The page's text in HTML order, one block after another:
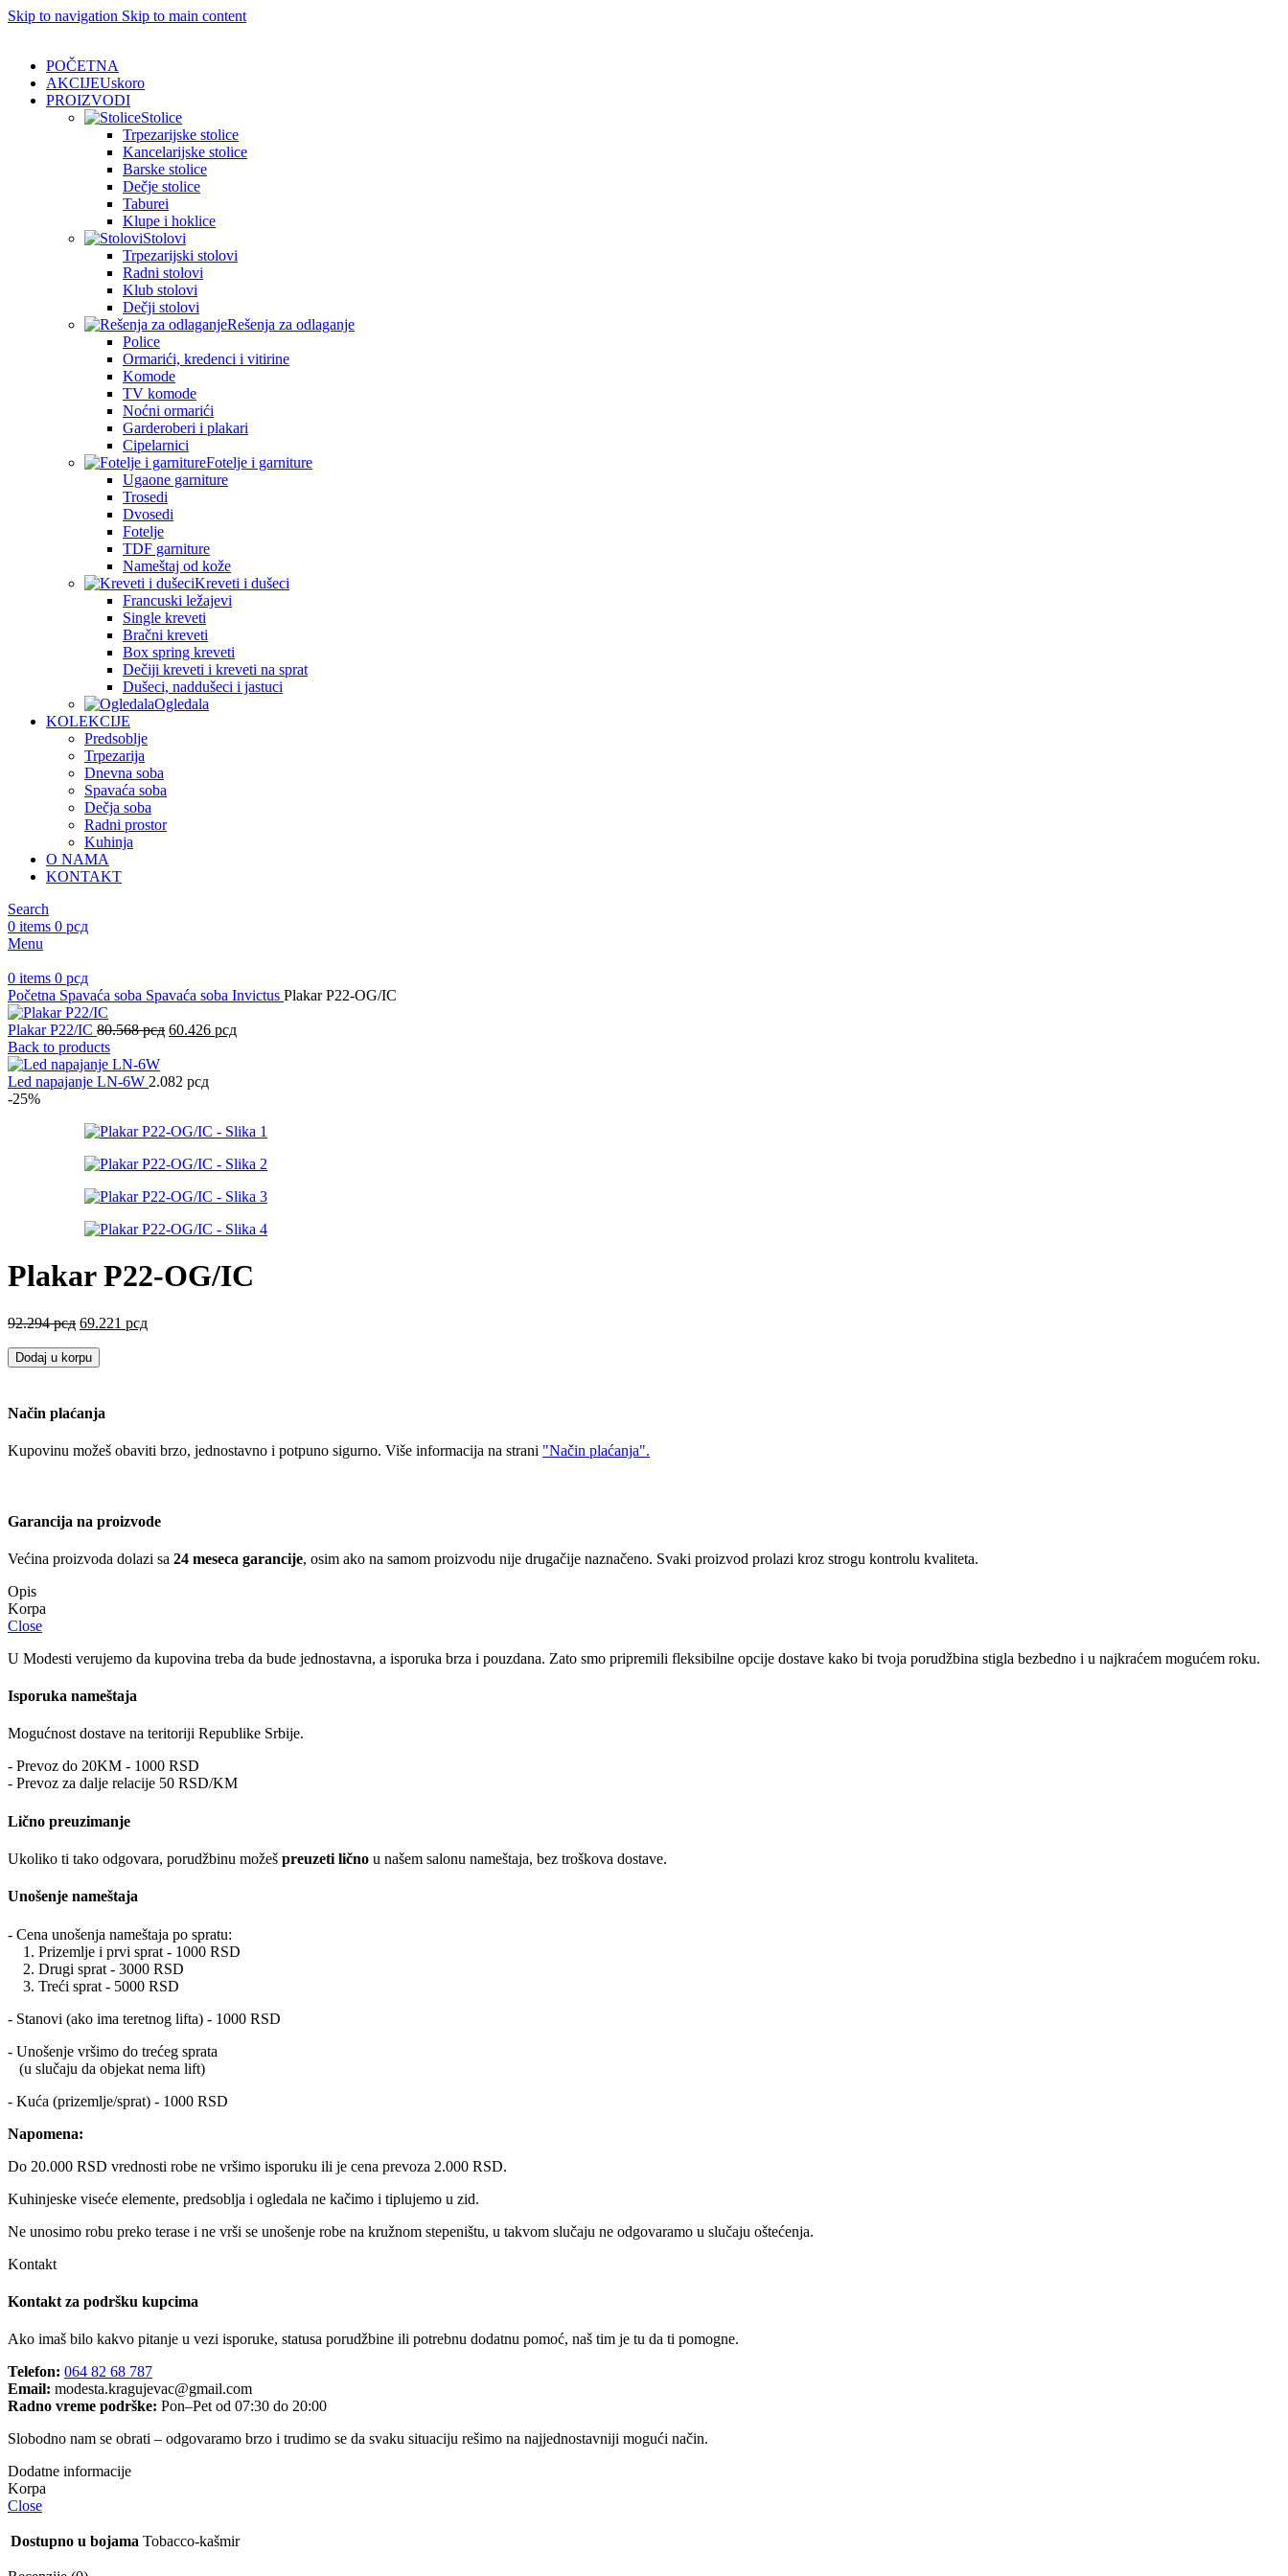
Skip to navigation Skip to main content
POČETNA
AKCIJEUskoro
PROIZVODI
Stolice
Trpezarijske stolice
Kancelarijske stolice
Barske stolice
Dečje stolice
Taburei
Klupe i hoklice
Stolovi
Trpezarijski stolovi
Radni stolovi
Klub stolovi
Dečji stolovi
Rešenja za odlaganje
Police
Ormarići, kredenci i vitirine
Komode
TV komode
Noćni ormarići
Garderoberi i plakari
Cipelarnici
Fotelje i garniture
Ugaone garniture
Trosedi
Dvosedi
Fotelje
TDF garniture
Nameštaj od kože
Kreveti i dušeci
Francuski ležajevi
Single kreveti
Bračni kreveti
Box spring kreveti
Dečiji kreveti i kreveti na sprat
Dušeci, naddušeci i jastuci
Ogledala
KOLEKCIJE
Predsoblje
Trpezarija
Dnevna soba
Spavaća soba
Dečja soba
Radni prostor
Kuhinja
O NAMA
KONTAKT
Search
0 items 0 рсд
Menu
0 items 0 рсд
Početna Spavaća soba Spavaća soba Invictus Plakar P22-OG/IC
Plakar P22/IC 80.568рсд Originalna
bila:
60.426 рсдTrenutna
Back to products
Led napajanje LN-6W 2.082 рсд
-25%
Plakar P22-OG/IC
92.294рсд Originalna
je
69.221 рсдTrenutna
Dodaj u korpu
Način plaćanja
Kupovinu možeš obaviti brzo, jednostavno i potpuno sigurno. Više informacija na strani "Način plaćanja".
Garancija na proizvode
Većina proizvoda dolazi sa 24 meseca garancije, osim ako na samom proizvodu nije drugačije naznačeno. Svaki proizvod prolazi kroz strogu kontrolu kvaliteta.
Opis
Close
U Modesti verujemo da kupovina treba da bude jednostavna, a isporuka brza i pouzdana. Zato smo pripremili fleksibilne opcije dostave kako bi tvoja porudžbina stigla bezbedno i u najkraćem mogućem roku.
Isporuka nameštaja
Mogućnost dostave na teritoriji Republike Srbije.
- Prevoz do 20KM - 1000 RSD
- Prevoz za dalje relacije 50 RSD/KM
Lično preuzimanje
Ukoliko ti tako odgovara, porudžbinu možeš preuzeti lično u našem salonu nameštaja, bez troškova dostave.
Unošenje nameštaja
- Cena unošenja nameštaja po spratu:
1. Prizemlje i prvi sprat - 1000 RSD
2. Drugi sprat - 3000 RSD
3. Treći sprat - 5000 RSD
- Stanovi (ako ima teretnog lifta) - 1000 RSD
- Unošenje vršimo do trećeg sprata
(u slučaju da objekat nema lift)
- Kuća (prizemlje/sprat) - 1000 RSD
Napomena:
Do 20.000 RSD vrednosti robe ne vršimo isporuku ili je cena prevoza 2.000 RSD.
Kuhinjeske viseće elemente, predsoblja i ogledala ne kačimo i tiplujemo u zid.
Ne unosimo robu preko terase i ne vrši se unošenje robe na kružnom stepeništu, u takvom slučaju ne odgovaramo u slučaju oštećenja.
Kontakt
Kontakt za podršku kupcima
Ako imaš bilo kakvo pitanje u vezi isporuke, statusa porudžbine ili potrebnu dodatnu pomoć, naš tim je tu da ti pomogne.
Telefon: 064 82 68 787
Email: modesta.kragujevac@gmail.com
Radno vreme podrške: Pon–Pet od 07:30 do 20:00
Slobodno nam se obrati – odgovaramo brzo i trudimo se da svaku situaciju rešimo na najjednostavniji mogući način.
Dodatne informacije
Close
Dostupno u bojama Tobacco-kašmir